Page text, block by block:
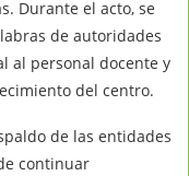
Durante el acto, se
de autoridades
al personal docente y
del centro.
de las entidades
continuar